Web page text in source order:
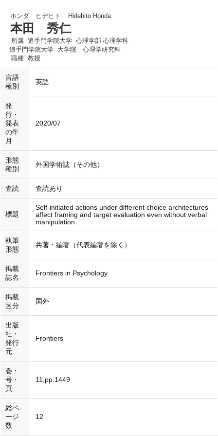
ホンダ ヒデヒト Hidehito Honda
本田 秀仁
所属 追手門学院大学 心理学部 心理学科
追手門学院大学 大学院 心理学研究科
職種 教授
言語
種別
英語
発
行・
発表
の年
月
2020/07
形態
種別
外国学術誌（その他）
査読 査読あり
標題
Self-initiated actions under different choice architectures
affect framing and target evaluation even without verbal
manipulation
執筆
形態
共著・編著（代表編著を除く）
掲載
誌名
Frontiers in Psychology
掲載
区分
国外
出版
社・
発行
元
Frontiers
巻・
号・
頁
11,pp.1449
総ペ
ージ
数
12